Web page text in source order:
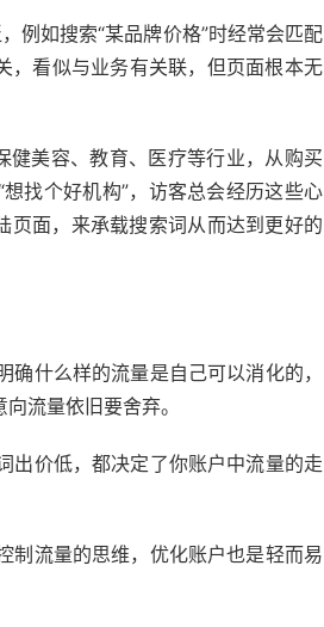
例如搜索“某品牌价格”时经常会匹配
，看似与业务有关联，但页面根本无
健美容、教育、医疗等行业，从购买
找个好机构”，访客总会经历这些心
面，来承载搜索词从而达到更好的
什么样的流量是自己可以消化的，
流量依旧要舍弃。
出价低，都决定了你账户中流量的走
制流量的思维，优化账户也是轻而易